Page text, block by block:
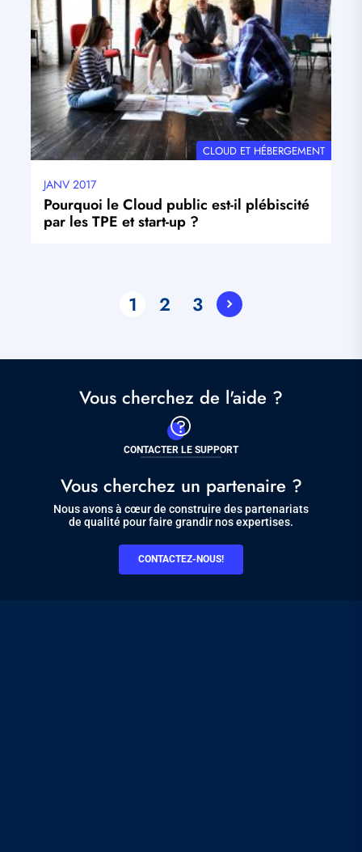
THÉMATIQUE
CLOUD ET HÉBERGEMENT
Date
mise
à
jour
JANV 2017
Pourquoi le Cloud public est-il plébiscité
par les TPE et start-up ?
Current
1 Page
2 Page
3
Vous cherchez de l'aide ?
CONTACTER LE SUPPORT
Vous cherchez un partenaire ?
Nous avons à cœur de construire des partenariats
de qualité pour faire grandir nos expertises.
CONTACTEZ-NOUS!